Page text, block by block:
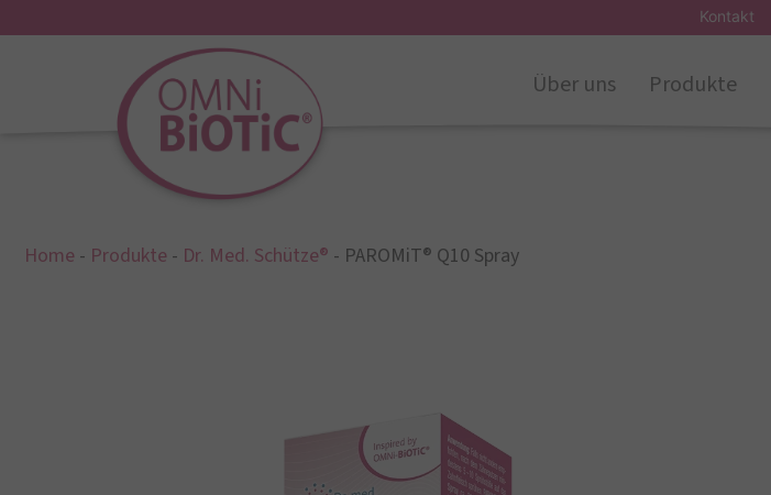
Kontakt
Über uns Produkte
Home - Produkte - Dr. Med. Schütze® - PAROMiT® Q10 Spray